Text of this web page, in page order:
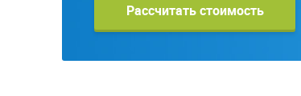
Рассчитать стоимость